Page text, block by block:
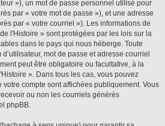
»), un mot de passe personnel utilisé pour
par « votre mot de passe »), et une adresse
par « votre courriel »). Les informations de
l'Histoire » sont protégées par les lois sur la
dans le pays qui nous héberge. Toute
mot de passe et adresse courriel
peut être obligatoire ou facultative, à la
». Dans tous les cas, vous pouvez
compte sont affichées publiquement. Vous
ou non les courriels générés
phpBB.